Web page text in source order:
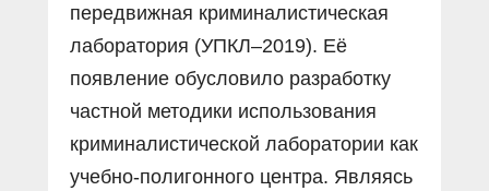
передвижная криминалистическая
лаборатория (УПКЛ–2019). Её
появление обусловило разработку
частной методики использования
криминалистической лаборатории как
учебно-полигонного центра. Являясь